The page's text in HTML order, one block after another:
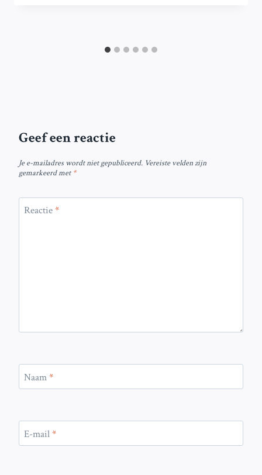
Geef een reactie
Je e-mailadres wordt niet gepubliceerd. Vereiste velden zijn
gemarkeerd met*
Reactie*
Naam*
E-mail*